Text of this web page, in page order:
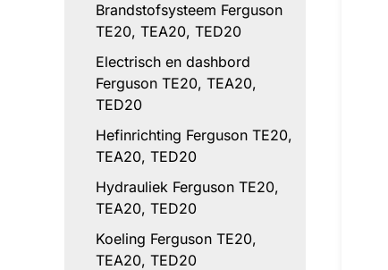
Brandstofsysteem Ferguson
TE20, TEA20, TED20
Electrisch en dashbord
Ferguson TE20, TEA20,
TED20
Hefinrichting Ferguson TE20,
TEA20, TED20
Hydrauliek Ferguson TE20,
TEA20, TED20
Koeling Ferguson TE20,
TEA20, TED20